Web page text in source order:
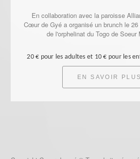
En collaboration avec la paroisse
Cœur de Gyé a organisé un brunch le
de l'orphelinat du Togo de Soeur
20 € pour les adultes et 10 € pour les
EN SAVOIR PLUS